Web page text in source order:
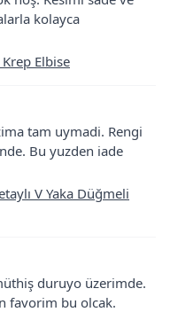
kolayca
Elbise
tam uymadi. Rengi
Bu yuzden iade
V Yaka Düğmeli
duruyo üzerimde.
favorim bu olcak.